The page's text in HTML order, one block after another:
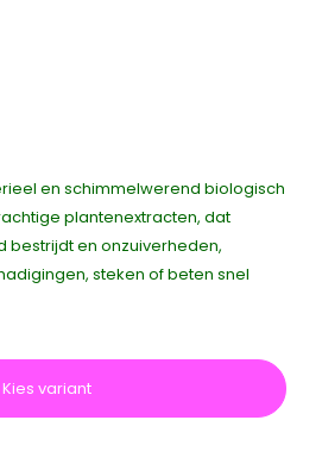
en schimmelwerend biologisch
plantenextracten, dat
bestrijdt en onzuiverheden,
steken of beten snel
Kies variant